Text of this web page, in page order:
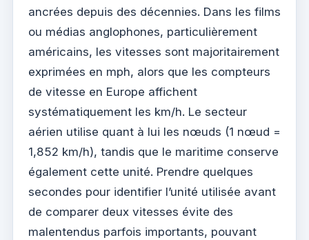
ancrées depuis des décennies. Dans les films
ou médias anglophones, particulièrement
américains, les vitesses sont majoritairement
exprimées en mph, alors que les compteurs
de vitesse en Europe affichent
systématiquement les km/h. Le secteur
aérien utilise quant à lui les nœuds (1 nœud =
1,852 km/h), tandis que le maritime conserve
également cette unité. Prendre quelques
secondes pour identifier l’unité utilisée avant
de comparer deux vitesses évite des
malentendus parfois importants, pouvant